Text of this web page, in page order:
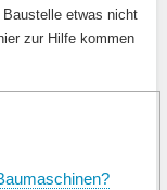
etwas nicht
zur Hilfe kommen